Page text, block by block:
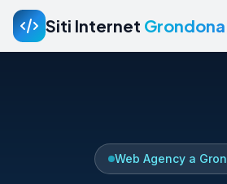
Siti Internet Grondona
Web Agency a